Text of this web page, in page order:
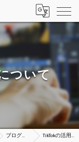
ついて
ブログ一覧 TikTokの活用方法